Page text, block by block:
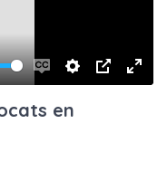
Enable
captions
Settings
PIP
en